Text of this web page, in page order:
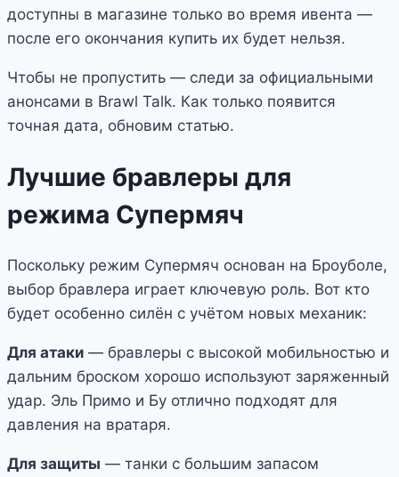
доступны в магазине только во время ивента —
после его окончания купить их будет нельзя.
Чтобы не пропустить — следи за официальными
анонсами в Brawl Talk. Как только появится
точная дата, обновим статью.
Лучшие бравлеры для
режима Супермяч
Поскольку режим Супермяч основан на Броуболе,
выбор бравлера играет ключевую роль. Вот кто
будет особенно силён с учётом новых механик:
Для атаки — бравлеры с высокой мобильностью и
дальним броском хорошо используют заряженный
удар. Эль Примо и Бу отлично подходят для
давления на вратаря.
Для защиты — танки с большим запасом